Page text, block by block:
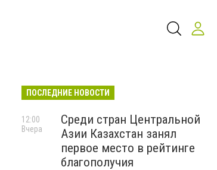
ПОСЛЕДНИЕ НОВОСТИ
Среди стран Центральной
Азии Казахстан занял
первое место в рейтинге
благополучия
12:00
Вчера